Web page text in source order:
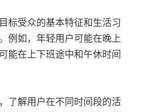
标受众的基本特征和生活习
例如，年轻用户可能在晚上
能在上下班途中和午休时间
了解用户在不同时间段的活